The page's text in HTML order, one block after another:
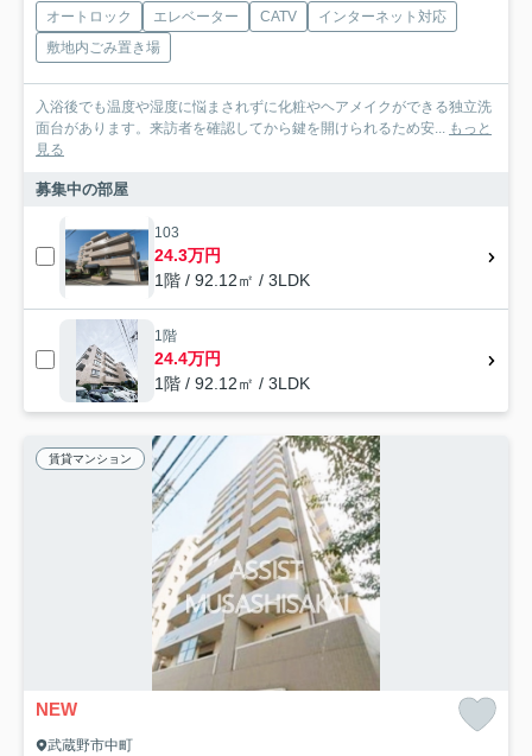
オートロック エレベーター CATV
インターネット対応
敷地内ごみ置き場
入浴後でも温度や湿度に悩まされずに化粧やヘアメイクができる独立洗
面台があります。来訪者を確認してから鍵を開けられるため安...
もっと
見る
募集中の部屋
103
24.3万円
1階 / 92.12㎡ / 3LDK
1階
24.4万円
1階 / 92.12㎡ / 3LDK
賃貸マンション
NEW
武蔵野市中町